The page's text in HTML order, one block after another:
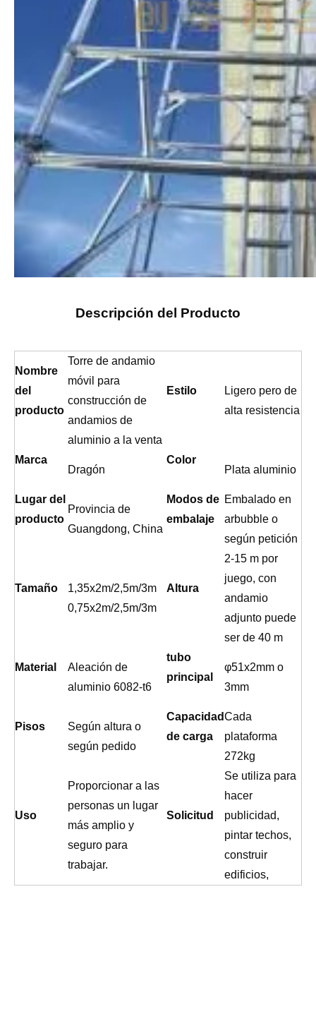
Descripción del Producto
Nombre
del
producto
Torre de andamio
móvil para
construcción de
andamios de
aluminio a la venta
Estilo
Ligero pero de
alta resistencia
Marca
Dragón
Color
Plata aluminio
Lugar del
producto
Provincia de
Guangdong, China
Modos de
embalaje
Embalado en
arbubble o
según petición
Tamaño
1,35x2m/2,5m/3m
0,75x2m/2,5m/3m
Altura
2-15 m por
juego, con
andamio
adjunto puede
ser de 40 m
Material
Aleación de
aluminio 6082-t6
tubo
principal
φ51x2mm o
3mm
Pisos
Según altura o
según pedido
Capacidad
de carga
Cada
plataforma
272kg
Uso
Proporcionar a las
personas un lugar
más amplio y
seguro para
trabajar.
Solicitud
Se utiliza para
hacer
publicidad,
pintar techos,
construir
edificios,